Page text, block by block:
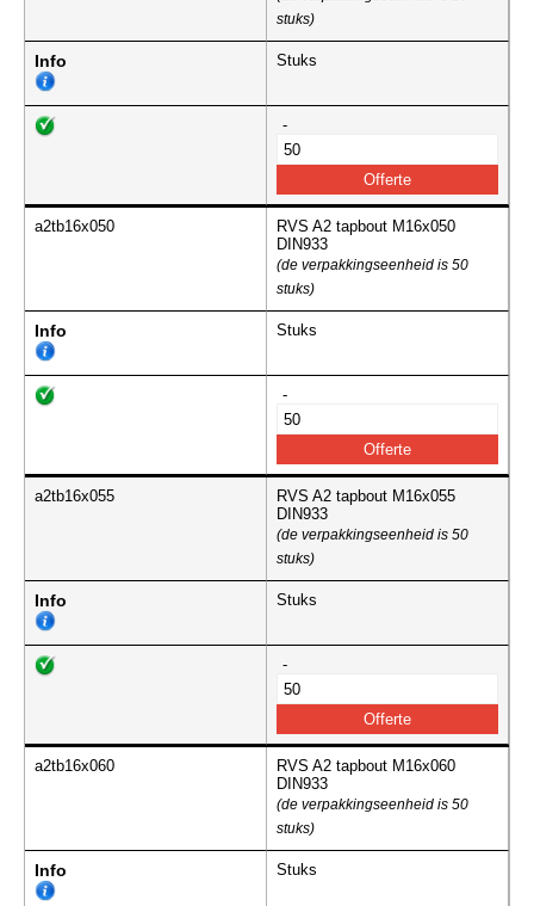
stuks)
Info Stuks
-
a2tb16x050
RVS A2 tapbout M16x050
DIN933
(de verpakkingseenheid is 50
stuks)
Info Stuks
-
a2tb16x055
RVS A2 tapbout M16x055
DIN933
(de verpakkingseenheid is 50
stuks)
Info Stuks
-
a2tb16x060
RVS A2 tapbout M16x060
DIN933
(de verpakkingseenheid is 50
stuks)
Info Stuks